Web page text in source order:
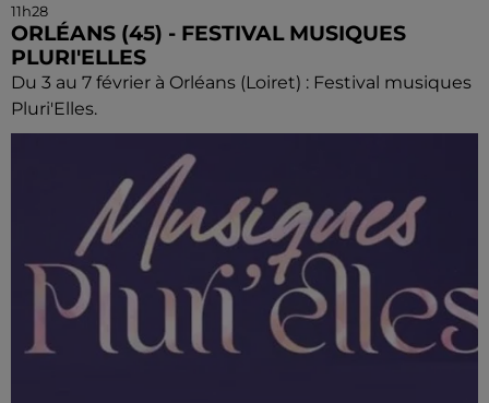
11h28
ORLÉANS (45) - FESTIVAL MUSIQUES
PLURI'ELLES
Du 3 au 7 février à Orléans (Loiret) : Festival musiques
Pluri'Elles.